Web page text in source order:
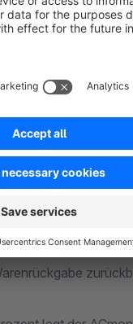
der Kundenbindung
und einlösen